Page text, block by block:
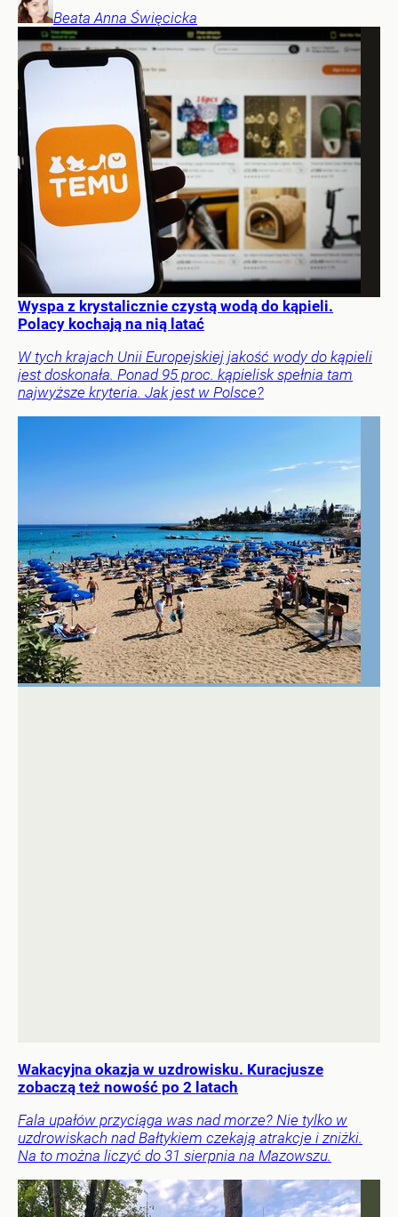
Beata Anna Święcicka
Wyspa z krystalicznie czystą wodą do kąpieli.
Polacy kochają na nią latać
W tych krajach Unii Europejskiej jakość wody do kąpieli
jest doskonała. Ponad 95 proc. kąpielisk spełnia tam
najwyższe kryteria. Jak jest w Polsce?
Wakacyjna okazja w uzdrowisku. Kuracjusze
zobaczą też nowość po 2 latach
Fala upałów przyciąga was nad morze? Nie tylko w
uzdrowiskach nad Bałtykiem czekają atrakcje i zniżki.
Na to można liczyć do 31 sierpnia na Mazowszu.